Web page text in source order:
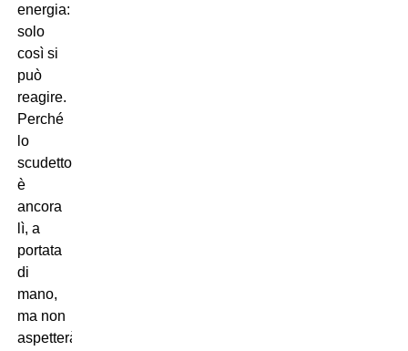
energia:
solo
così si
può
reagire.
Perché
lo
scudetto
è
ancora
lì, a
portata
di
mano,
ma non
aspetterà